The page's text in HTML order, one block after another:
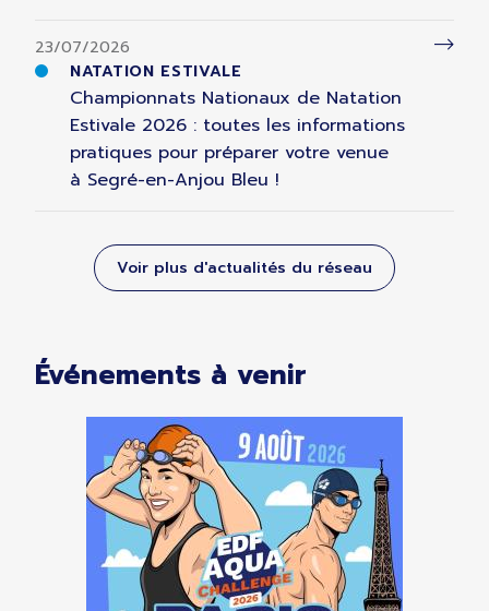
23/07/2026
NATATION ESTIVALE
Championnats Nationaux de Natation
Estivale 2026 : toutes les informations
pratiques pour préparer votre venue
à Segré-en-Anjou Bleu !
Voir plus d'actualités du réseau
Événements à venir